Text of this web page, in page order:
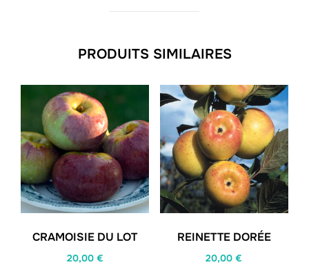
PRODUITS SIMILAIRES
CRAMOISIE DU LOT
20,00 €
REINETTE DORÉE
20,00€